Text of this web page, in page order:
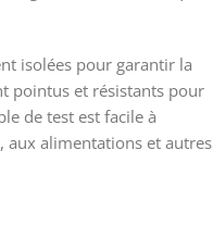
isolées pour garantir la
pointus et résistants pour
de test est facile à
alimentations et autres